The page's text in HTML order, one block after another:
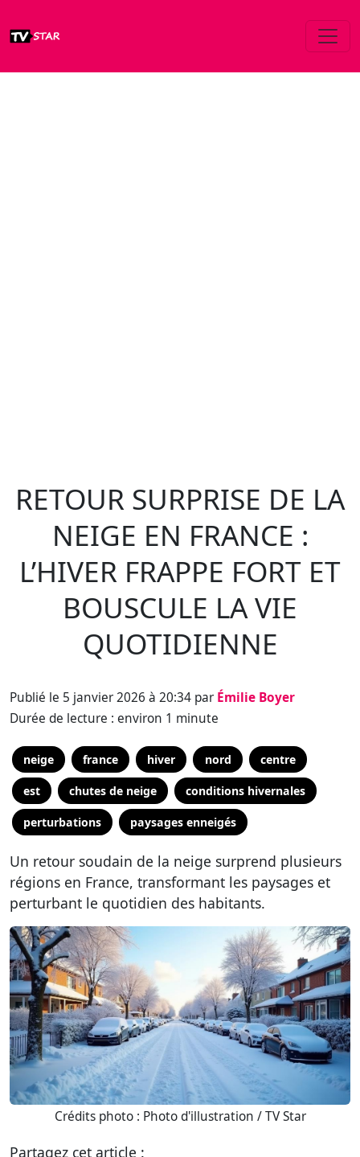
RETOUR SURPRISE DE LA
NEIGE EN FRANCE :
L’HIVER FRAPPE FORT ET
BOUSCULE LA VIE
QUOTIDIENNE
Publié le 5 janvier 2026 à 20:34 par Émilie Boyer
Durée de lecture : environ 1 minute
neige france hiver nord centre
est chutes de neige conditions hivernales
perturbations paysages enneigés
Un retour soudain de la neige surprend plusieurs
régions en France, transformant les paysages et
perturbant le quotidien des habitants.
Crédits photo : Photo d'illustration / TV Star
Partagez cet article :